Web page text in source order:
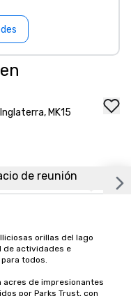
MK15
de reunión
orillas del lago
de actividades e
todos.
acres de impresionantes
por Parks Trust, con